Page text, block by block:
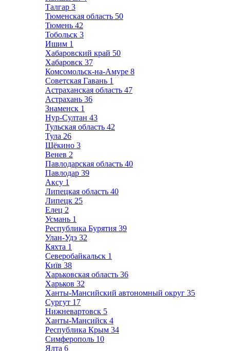
Талгар 3
Тюменская область 50
Тюмень 42
Тобольск 3
Ишим 1
Хабаровский край 50
Хабаровск 37
Комсомольск-на-Амуре 8
Советская Гавань 1
Астраханская область 47
Астрахань 36
Знаменск 1
Нур-Султан 43
Тульская область 42
Тула 26
Щёкино 3
Венев 2
Павлодарская область 40
Павлодар 39
Аксу 1
Липецкая область 40
Липецк 25
Елец 2
Усмань 1
Республика Бурятия 39
Улан-Удэ 32
Кяхта 1
Северобайкальск 1
Київ 38
Харьковская область 36
Харьков 32
Ханты-Мансийский автономный округ 35
Сургут 17
Нижневартовск 5
Ханты-Мансийск 4
Республика Крым 34
Симферополь 10
Ялта 6